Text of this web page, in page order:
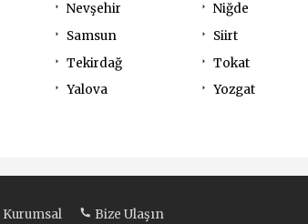
Nevşehir
Niğde
Samsun
Siirt
Tekirdağ
Tokat
Yalova
Yozgat
Kurumsal Bize Ulaşın